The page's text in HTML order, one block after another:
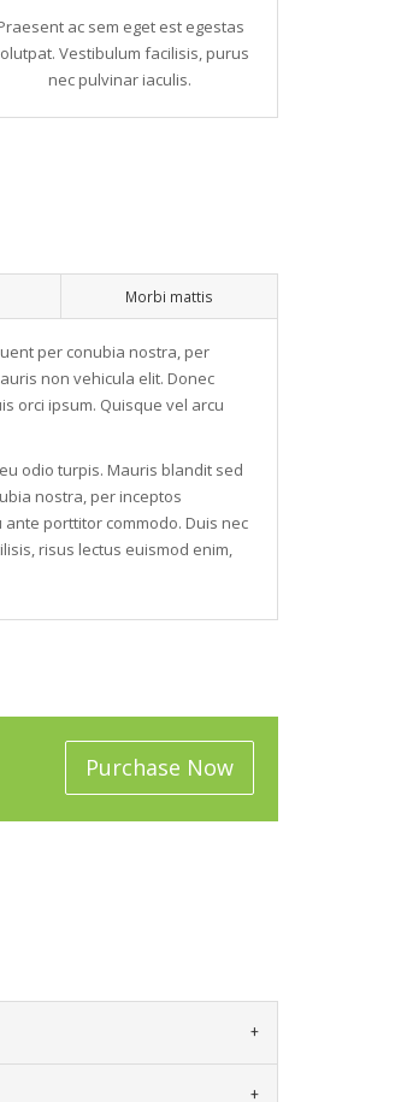
ac sem eget est egestas
Vestibulum facilisis, purus
nec pulvinar iaculis.
Morbi mattis
per conubia nostra, per
non vehicula elit. Donec
orci ipsum. Quisque vel arcu
odio turpis. Mauris blandit sed
nostra, per inceptos
porttitor commodo. Duis nec
risus lectus euismod enim,
Purchase Now